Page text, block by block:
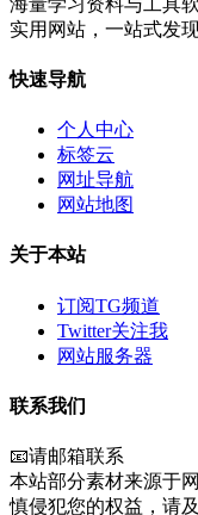
实用网站，一站式发
快速导航
个人中心
标签云
网址导航
网站地图
关于本站
订阅TG频道
Twitter关注我
网站服务器
联系我们
📧请邮箱联系
本站部分素材来源于
慎侵犯您的权益，请